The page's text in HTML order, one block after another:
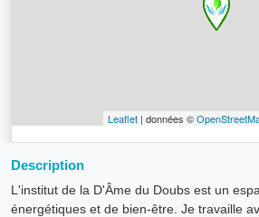
Leaflet | données ©
Description
L'institut de la D'Âme du Doubs est un
énergétiques et de bien-être. Je travaille